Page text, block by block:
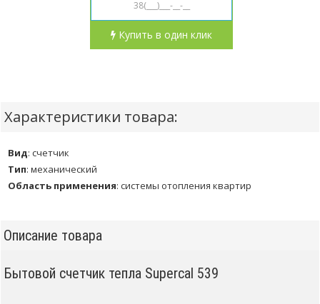
Купить в один клик
Характеристики товара:
Вид: счетчик
Тип: механический
Область применения: системы отопления квартир
Описание товара
Бытовой счетчик тепла Supercal 539